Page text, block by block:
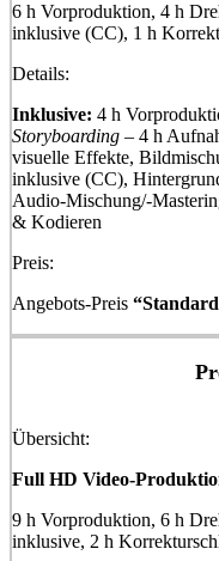
6 h Vorproduktion, 4 h
inklusive (CC), 1 h
Details:
Inklusive: 4 h
Storyboarding – 4 h
visuelle Effekte,
inklusive (CC),
Audio-Mischung/-
& Kodieren
Preis:
Angebots-Preis
Übersicht:
Full HD Video-
9 h Vorproduktion, 6 h
inklusive, 2 h